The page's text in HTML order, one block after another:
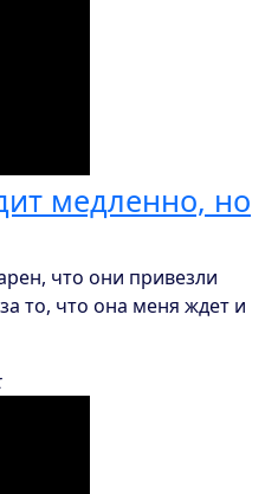
медленно, но
что они привезли
то, что она меня ждет и